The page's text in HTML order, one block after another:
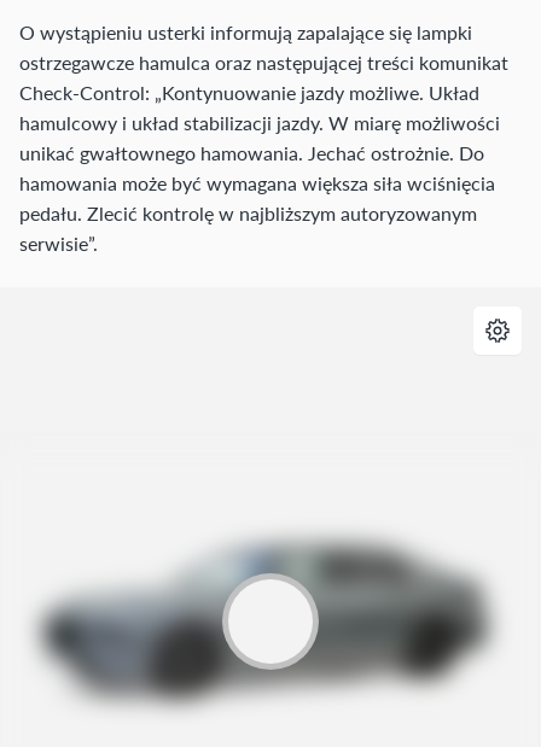
O wystąpieniu usterki informują zapalające się lampki
ostrzegawcze hamulca oraz następującej treści komunikat
Check-Control: „Kontynuowanie jazdy możliwe. Układ
hamulcowy i układ stabilizacji jazdy. W miarę możliwości
unikać gwałtownego hamowania. Jechać ostrożnie. Do
hamowania może być wymagana większa siła wciśnięcia
pedału. Zlecić kontrolę w najbliższym autoryzowanym
serwisie”.